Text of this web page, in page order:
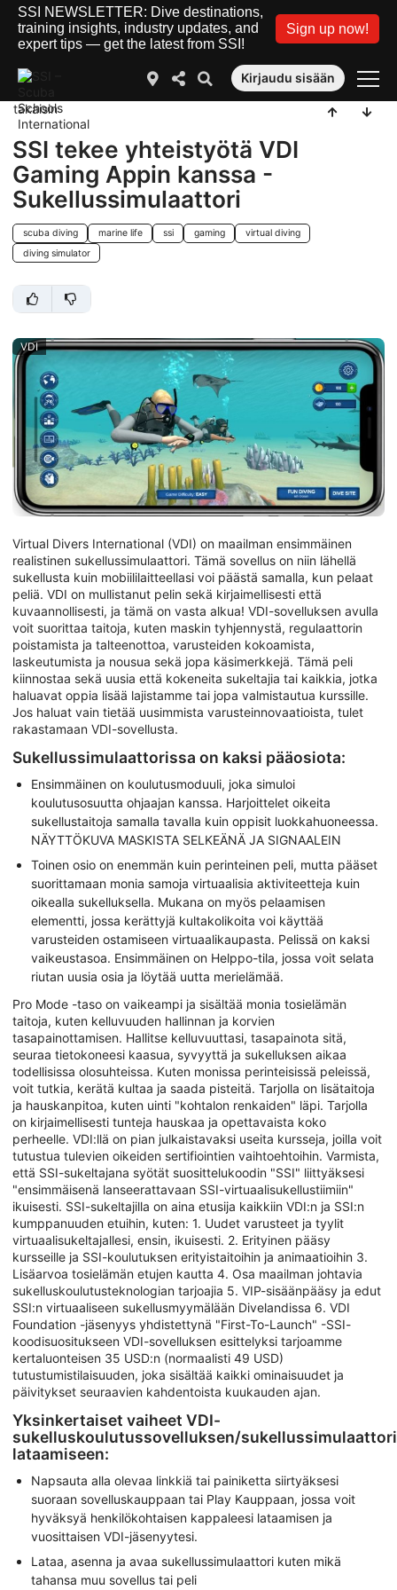
SSI NEWSLETTER: Dive destinations,
training insights, industry updates, and
expert tips — get the latest from SSI!
Sign up now!
Kirjaudu sisään
takaisin
SSI tekee yhteistyötä VDI
Gaming Appin kanssa -
Sukellussimulaattori
scuba diving marine life ssi gaming
virtual diving
diving simulator
VDI
Virtual Divers International (VDI) on maailman ensimmäinen
realistinen sukellussimulaattori. Tämä sovellus on niin lähellä
sukellusta kuin mobiililaitteellasi voi päästä samalla, kun pelaat
peliä. VDI on mullistanut pelin sekä kirjaimellisesti että
kuvaannollisesti, ja tämä on vasta alkua! VDI-sovelluksen avulla
voit suorittaa taitoja, kuten maskin tyhjennystä, regulaattorin
poistamista ja talteenottoa, varusteiden kokoamista,
laskeutumista ja nousua sekä jopa käsimerkkejä. Tämä peli
kiinnostaa sekä uusia että kokeneita sukeltajia tai kaikkia, jotka
haluavat oppia lisää lajistamme tai jopa valmistautua kurssille.
Jos haluat vain tietää uusimmista varusteinnovaatioista, tulet
rakastamaan VDI-sovellusta.
Sukellussimulaattorissa on kaksi pääosiota:
Ensimmäinen on koulutusmoduuli, joka simuloi
koulutusosuutta ohjaajan kanssa. Harjoittelet oikeita
sukellustaitoja samalla tavalla kuin oppisit luokkahuoneessa.
NÄYTTÖKUVA MASKISTA SELKEÄNÄ JA SIGNAALEIN
Toinen osio on enemmän kuin perinteinen peli, mutta pääset
suorittamaan monia samoja virtuaalisia aktiviteetteja kuin
oikealla sukelluksella. Mukana on myös pelaamisen
elementti, jossa kerättyjä kultakolikoita voi käyttää
varusteiden ostamiseen virtuaalikaupasta. Pelissä on kaksi
vaikeustasoa. Ensimmäinen on Helppo-tila, jossa voit selata
riutan uusia osia ja löytää uutta merielämää.
Pro Mode -taso on vaikeampi ja sisältää monia tosielämän
taitoja, kuten kelluvuuden hallinnan ja korvien
tasapainottamisen. Hallitse kelluvuuttasi, tasapainota sitä,
seuraa tietokoneesi kaasua, syvyyttä ja sukelluksen aikaa
todellisissa olosuhteissa. Kuten monissa perinteisissä peleissä,
voit tutkia, kerätä kultaa ja saada pisteitä. Tarjolla on lisätaitoja
ja hauskanpitoa, kuten uinti "kohtalon renkaiden" läpi. Tarjolla
on kirjaimellisesti tunteja hauskaa ja opettavaista koko
perheelle. VDI:llä on pian julkaistavaksi useita kursseja, joilla voit
tutustua tulevien oikeiden sertifiointien vaihtoehtoihin. Varmista,
että SSI-sukeltajana syötät suosittelukoodin "SSI" liittyäksesi
"ensimmäisenä lanseerattavaan SSI-virtuaalisukellustiimiin"
ikuisesti. SSI-sukeltajilla on aina etusija kaikkiin VDI:n ja SSI:n
kumppanuuden etuihin, kuten: 1. Uudet varusteet ja tyylit
virtuaalisukeltajallesi, ensin, ikuisesti. 2. Erityinen pääsy
kursseille ja SSI-koulutuksen erityistaitoihin ja animaatioihin 3.
Lisäarvoa tosielämän etujen kautta 4. Osa maailman johtavia
sukelluskoulutusteknologian tarjoajia 5. VIP-sisäänpääsy ja edut
SSI:n virtuaaliseen sukellusmyymälään Divelandissa 6. VDI
Foundation -jäsenyys yhdistettynä "First-To-Launch" -SSI-
koodisuositukseen VDI-sovelluksen esittelyksi tarjoamme
kertaluonteisen 35 USD:n (normaalisti 49 USD)
tutustumistilaisuuden, joka sisältää kaikki ominaisuudet ja
päivitykset seuraavien kahdentoista kuukauden ajan.
Yksinkertaiset vaiheet VDI-
sukelluskoulutussovelluksen/
lataamiseen:
Napsauta alla olevaa linkkiä tai painiketta siirtyäksesi
suoraan sovelluskauppaan tai Play Kauppaan, jossa voit
hyväksyä henkilökohtaisen kappaleesi lataamisen ja
vuosittaisen VDI-jäsenyytesi.
Lataa, asenna ja avaa sukellussimulaattori kuten mikä
tahansa muu sovellus tai peli